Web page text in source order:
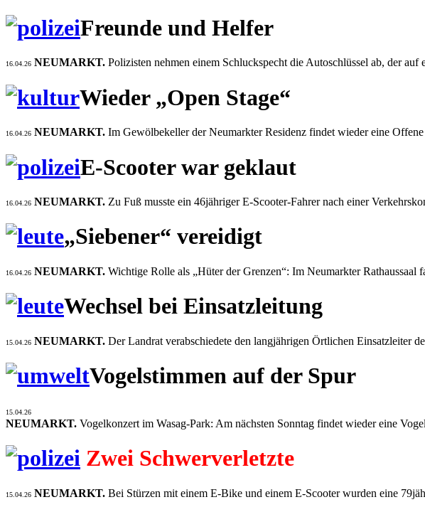
Freunde und Helfer
16.04.26 NEUMARKT. Polizisten nehmen einem Schluckspecht die Autoschlüssel ab, der
Wieder „Open Stage“
16.04.26 NEUMARKT. Im Gewölbekeller der Neumarkter Residenz findet wieder eine
E-Scooter war geklaut
16.04.26 NEUMARKT. Zu Fuß musste ein 46jähriger E-Scooter-Fahrer nach einer
„Siebener“ vereidigt
16.04.26 NEUMARKT. Wichtige Rolle als „Hüter der Grenzen“: Im Neumarkter Rathaussaal
Wechsel bei Einsatzleitung
15.04.26 NEUMARKT. Der Landrat verabschiedete den langjährigen Örtlichen Einsatzleiter
Vogelstimmen auf der Spur
15.04.26
NEUMARKT. Vogelkonzert im Wasag-Park: Am nächsten Sonntag findet wieder eine
Zwei Schwerverletzte
15.04.26 NEUMARKT. Bei Stürzen mit einem E-Bike und einem E-Scooter wurden eine